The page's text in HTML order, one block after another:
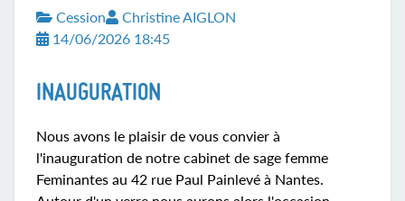
chacun dans un village d’entreprises avec un hall
d'entrée qui fait office de salle d'attente, une salle de
En plus de toutes les fidèles patientes que je suis
patientes pour du suivi gynécologique que...
Cession
Christine AIGLON
14/06/2026 18:45
INAUGURATION
Nous avons le plaisir de vous convier à
l'inauguration de notre cabinet de sage femme
Feminantes au 42 rue Paul Painlevé à Nantes.